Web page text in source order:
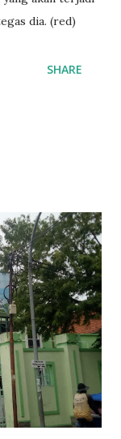
dia. (red)
SHARE